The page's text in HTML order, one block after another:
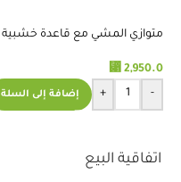
متوازي المشي مع قاعدة خشبية
⃁ 2,950.0
-
+ إضافة إلى السلة
اتفاقية البيع